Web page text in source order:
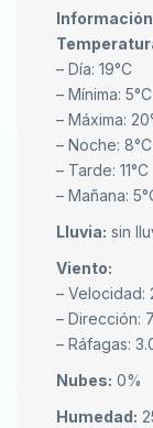
– Día: 19°C
– Mínima: 5°C
– Máxima:
– Noche: 8°C
– Tarde: 11°C
– Mañana:
Lluvia: sin
Viento:
– Velocidad:
– Dirección:
– Ráfagas:
Nubes: 0%
Humedad: